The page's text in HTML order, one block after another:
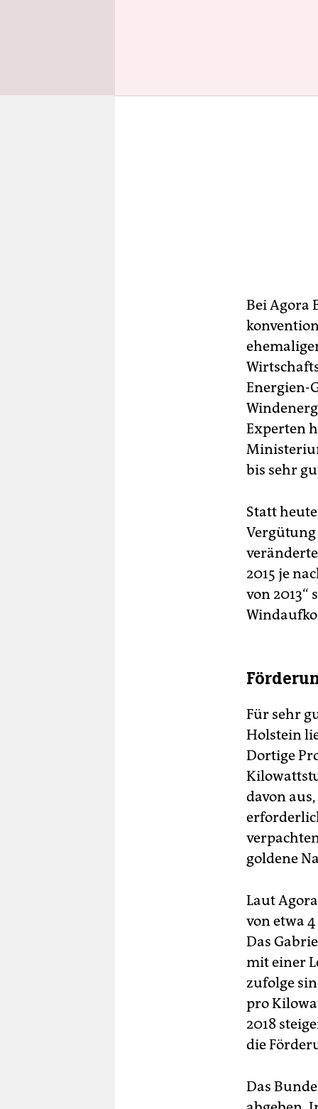
Bei Agora
Energien-
Experten
bis sehr
Statt
2015 je
von
Für sehr
Holstein
Dortige
davon
goldene
Laut
von etwa
Das
mit einer
zufolge
pro
2018
die
Das